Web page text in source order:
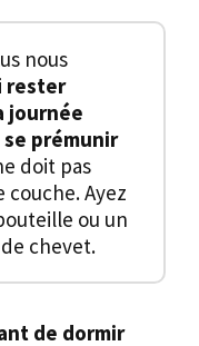
nous
rester
journée
prémunir
doit pas
couche. Ayez
ou un
chevet.
de dormir